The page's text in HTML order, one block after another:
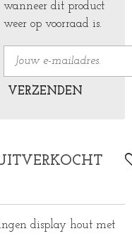
wanneer dit product
weer op voorraad is.
VERZENDEN
display hout met